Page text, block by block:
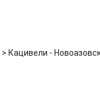
> Кацивели -